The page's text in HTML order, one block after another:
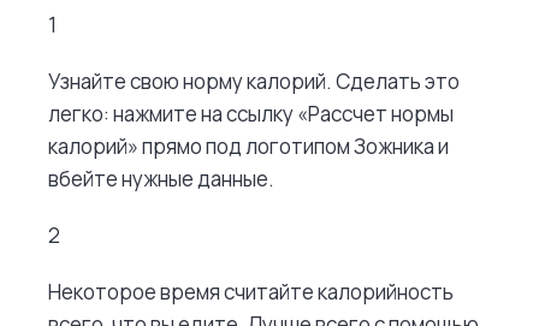
1
Узнайте свою норму калорий. Сделать это
легко: нажмите на ссылку «Рассчет нормы
калорий» прямо под логотипом Зожника и
вбейте нужные данные.
2
Некоторое время считайте калорийность